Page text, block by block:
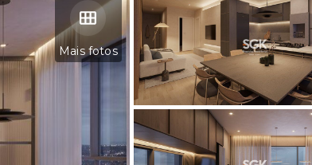
Mais fotos